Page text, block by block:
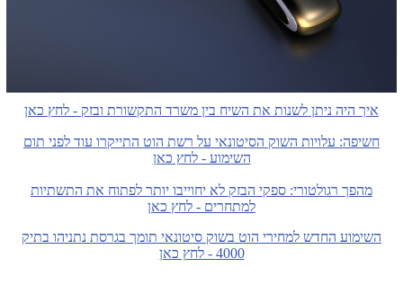
איך היה ניתן לשנות את השיח בין משרד התקשורת ובזק - לחץ כאן
חשיפה: עלויות השוק הסיטונאי על רשת הוט התייקרו עוד לפני תום
השימוע - לחץ כאן
מהפך רגולטורי: ספקי הבזק לא יחוייבו יותר לפתוח את התשתיות
למתחרים - לחץ כאן
השימוע החדש למחירי הוט בשוק סיטונאי תומך בגרסת נתניהו בתיק
4000 - לחץ כאן